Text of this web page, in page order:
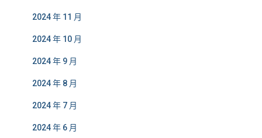
2024 年 11 月
2024 年 10 月
2024 年 9 月
2024 年 8 月
2024 年 7 月
2024 年 6 月